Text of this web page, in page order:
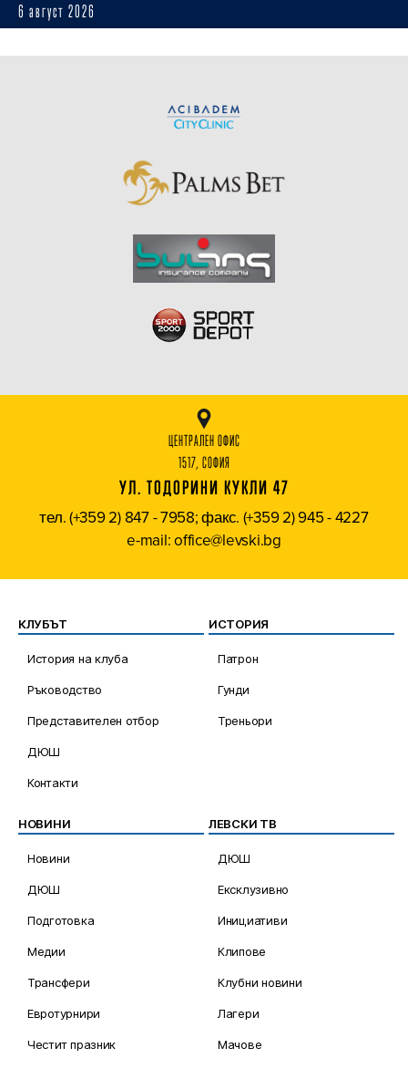
6 август 2026
ЦЕНТРАЛЕН ОФИС
1517, СОФИЯ
УЛ. ТОДОРИНИ КУКЛИ 47
тел. (+359 2) 847 - 7958; факс. (+359 2) 945 - 4227
e-mail: office@levski.bg
КЛУБЪТ
История на клуба
Ръководство
Представителен отбор
ДЮШ
Контакти
ИСТОРИЯ
Патрон
Гунди
Треньори
НОВИНИ
Новини
ДЮШ
Подготовка
Медии
Трансфери
Евротурнири
Честит празник
ЛЕВСКИ ТВ
ДЮШ
Ексклузивно
Инициативи
Клипове
Клубни новини
Лагери
Мачове